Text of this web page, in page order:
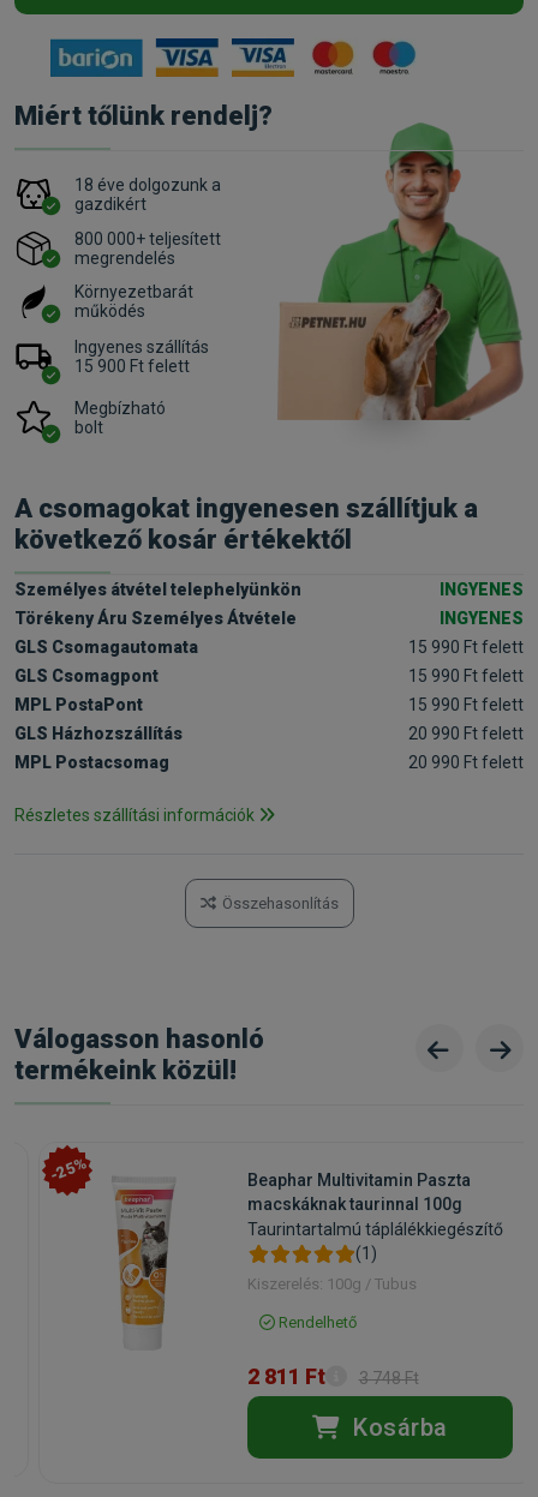
Miért tőlünk rendelj?
18 éve dolgozunk a
gazdikért
800 000+ teljesített
megrendelés
Környezetbarát
működés
Ingyenes szállítás
15 900 Ft felett
Megbízható
bolt
A csomagokat ingyenesen szállítjuk a
következő kosár értékektől
Személyes átvétel telephelyünkön
INGYENES
Törékeny Áru Személyes Átvétele
INGYENES
GLS Csomagautomata
15 990 Ft felett
GLS Csomagpont
15 990 Ft felett
MPL PostaPont
15 990 Ft felett
GLS Házhozszállítás
20 990 Ft felett
MPL Postacsomag
20 990 Ft felett
Részletes szállítási információk
Összehasonlítás
Válogasson hasonló
termékeink közül!
-25%
Beaphar Multivitamin Paszta
macskáknak taurinnal 100g
Taurintartalmú táplálékkiegészítő
(1)
Kiszerelés: 100g / Tubus
Rendelhető
2 811 Ft 3 748 Ft
Kosárba